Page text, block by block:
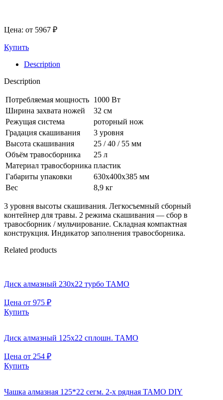
Цена: от 5967 ₽
Купить
Description
Description
Потребляемая мощность 1000 Вт
Ширина захвата ножей
32 см
Режущая система
роторный нож
Градация скашивания
3 уровня
Высота скашивания
25 / 40 / 55 мм
Объём травосборника
25 л
Материал травосборника пластик
Габариты упаковки
630х400х385 мм
Вес
8,9 кг
3 уровня высоты скашивания. Легкосъемный сборный
контейнер для травы. 2 режима скашивания — сбор в
травосборник / мульчирование. Складная компактная
конструкция. Индикатор заполнения травосборника.
Related products
Диск алмазный 230х22 турбо TAMO
Цена от 975 ₽
Купить
Диск алмазный 125х22 сплошн. TAMO
Цена от 254 ₽
Купить
Чашка алмазная 125*22 сегм. 2-х рядная TAMO DIY